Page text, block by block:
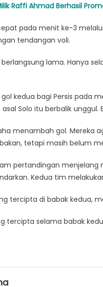
Raffi Ahmad Berhasil
pada menit ke-3
tendangan voli.
lama. Hanya
kedua bagi Persis pada
Solo itu berbalik unggul.
menambah gol.
tetapi masih belum
pertandingan
Kedua tim
tercipta di babak kedua,
tercipta selama babak